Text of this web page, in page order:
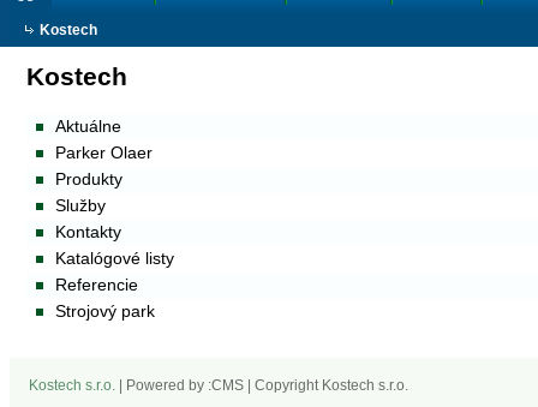
Kostech
Kostech
Aktuálne
Parker Olaer
Produkty
Služby
Kontakty
Katalógové listy
Referencie
Strojový park
Kostech s.r.o. | Powered by :CMS | Copyright Kostech s.r.o.